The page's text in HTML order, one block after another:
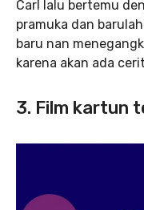
Carl lalu bertemu
pramuka dan
baru nan
karena akan ada
3. Film kartun